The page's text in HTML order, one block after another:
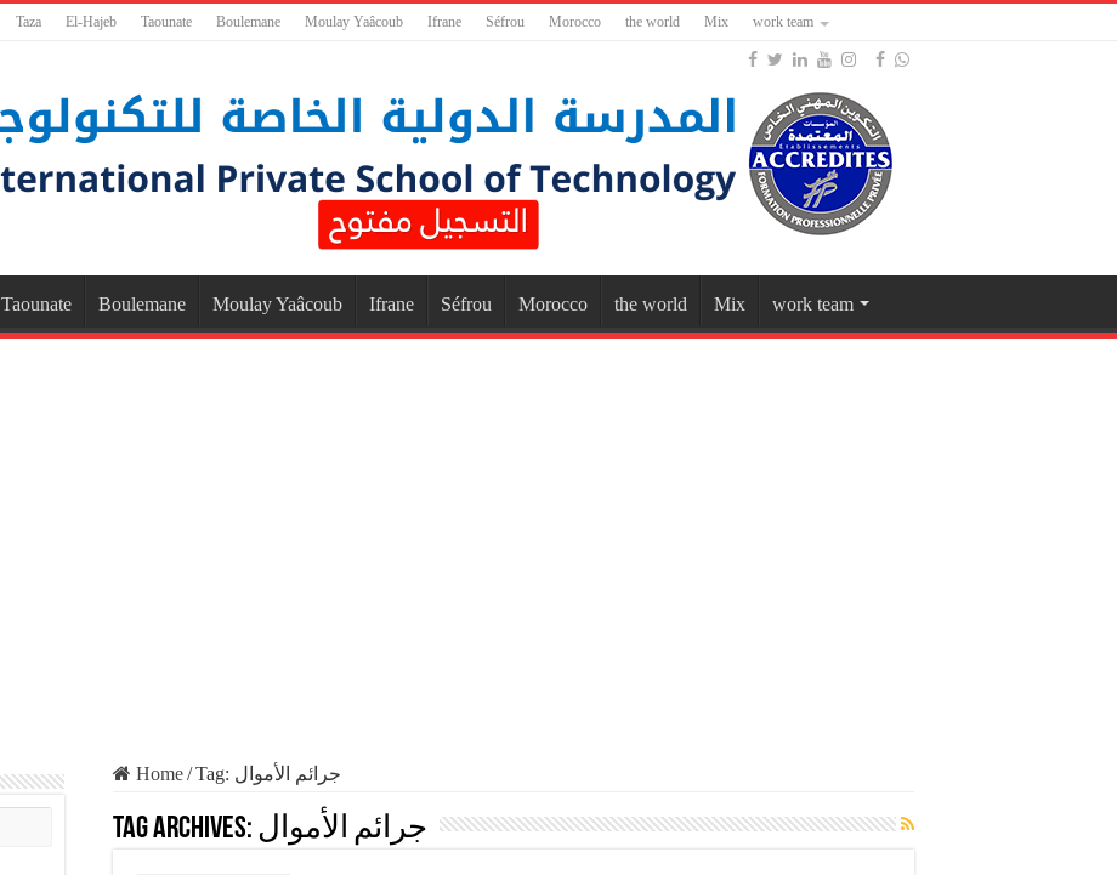
Taza El-Hajeb Taounate Boulemane Moulay Yaâcoub Ifrane Séfrou Morocco the world Mix work team
Taounate Boulemane Moulay Yaâcoub Ifrane Séfrou Morocco the world Mix work team
Home/Tag: جرائم الأموال
Tag Archives: جرائم الأموال